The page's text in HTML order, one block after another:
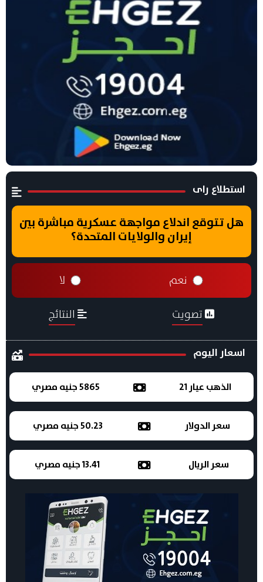
استطلاع راى
هل تتوقع اندلاع مواجهة عسكرية مباشرة بين
إيران والولايات المتحدة؟
نعم لا
تصويت النتائج
اسعار اليوم
الذهب عيار 21 5865 جنيه مصري
سعر الدولار 50.23 جنيه مصري
سعر الريال 13.41 جنيه مصري